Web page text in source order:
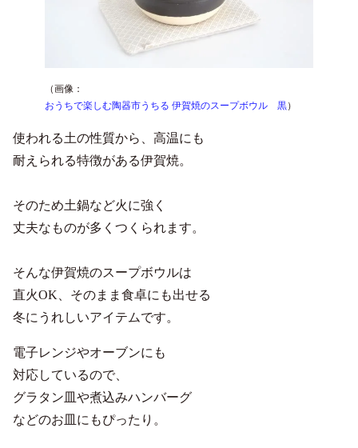
（画像：
おうちで楽しむ陶器市うちる 伊賀焼のスープボウル 黒）
使われる土の性質から、高温にも
耐えられる特徴がある伊賀焼。
そのため土鍋など火に強く
丈夫なものが多くつくられます。
そんな伊賀焼のスープボウルは
直火OK、そのまま食卓にも出せる
冬にうれしいアイテムです。
電子レンジやオーブンにも
対応しているので、
グラタン皿や煮込みハンバーグ
などのお皿にもぴったり。